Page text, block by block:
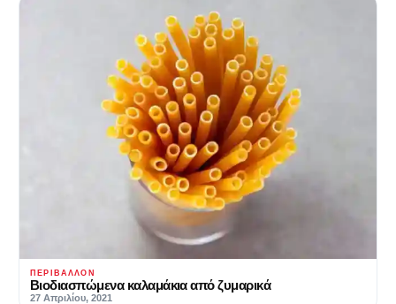
ΠΕΡΙΒΆΛΛΟΝ
Βιοδιασπώμενα καλαμάκια από ζυμαρικά
27 Απριλίου, 2021